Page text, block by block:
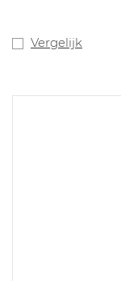
Vergelijk